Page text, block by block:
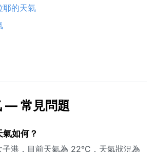
耶的天氣
— 常見問題
如何？
港，目前天氣為 22°C，天氣狀況為